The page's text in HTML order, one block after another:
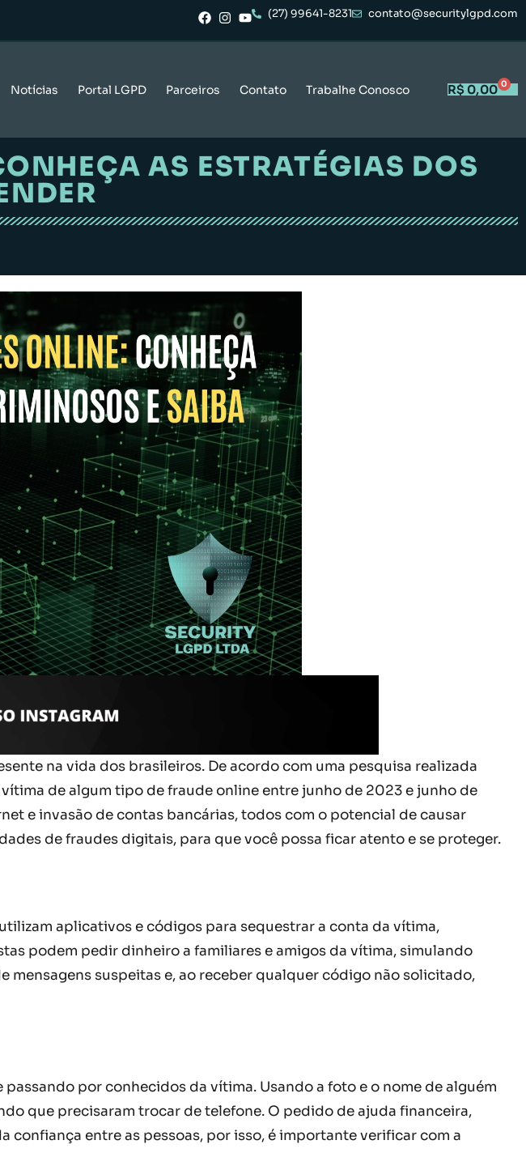
(27) 99641-8231 contato@securitylgpd.com
Notícias Portal LGPD Parceiros Contato Trabalhe Conosco R$ 0,00 0
AS ESTRATÉGIAS DOS
na vida dos brasileiros. De acordo com uma pesquisa realizada
de algum tipo de fraude online entre junho de 2023 e junho de
e invasão de contas bancárias, todos com o potencial de causar
de fraudes digitais, para que você possa ficar atento e se proteger.
aplicativos e códigos para sequestrar a conta da vítima,
podem pedir dinheiro a familiares e amigos da vítima, simulando
mensagens suspeitas e, ao receber qualquer código não solicitado,
por conhecidos da vítima. Usando a foto e o nome de alguém
que precisaram trocar de telefone. O pedido de ajuda financeira,
entre as pessoas, por isso, é importante verificar com a